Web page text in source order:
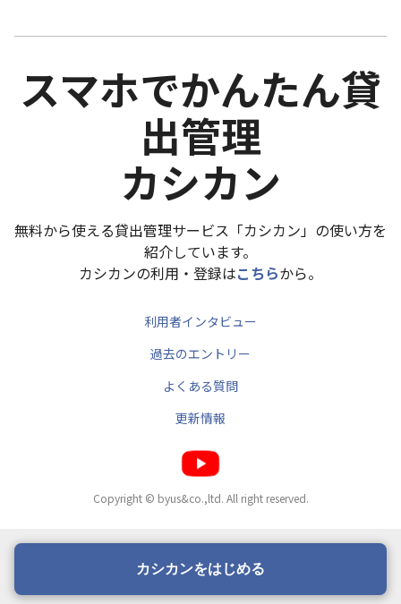
スマホでかんたん貸
出管理
カシカン
無料から使える貸出管理サービス「カシカン」の使い方を
紹介しています。
カシカンの利用・登録はこちらから。
利用者インタビュー
過去のエントリー
よくある質問
更新情報
Copyright © byus&co.,ltd. All right reserved.
カシカンをはじめる